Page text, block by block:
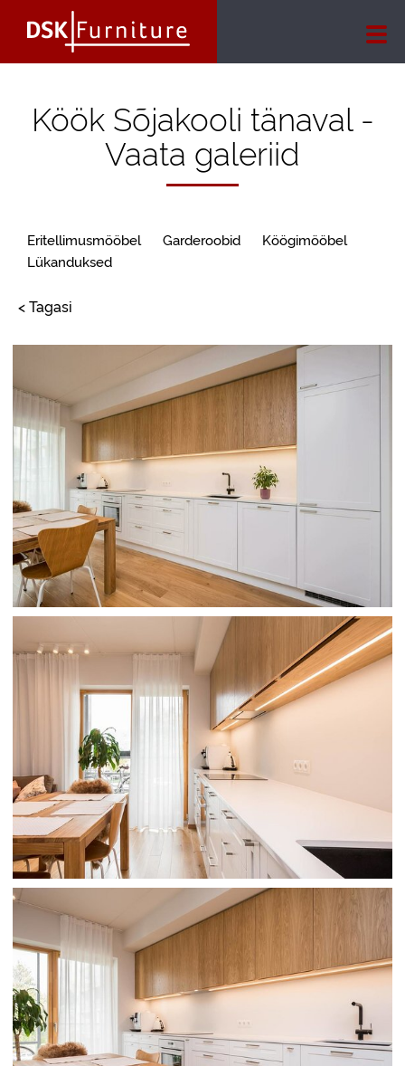
Köök Sõjakooli tänaval -
Vaata galeriid
Eritellimusmööbel Garderoobid
Köögimööbel
Lükanduksed
< Tagasi